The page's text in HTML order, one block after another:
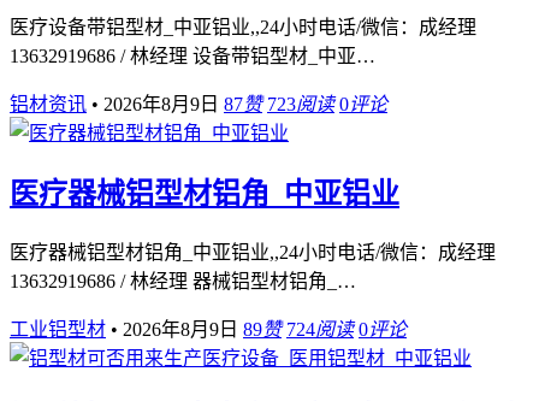
医疗设备带铝型材_中亚铝业,,24小时电话/微信：成经理
13632919686 / 林经理 设备带铝型材_中亚…
铝材资讯 • 2026年8月9日 87赞 723阅读 0评论
医疗器械铝型材铝角_中亚铝业
医疗器械铝型材铝角_中亚铝业,,24小时电话/微信：成经理
13632919686 / 林经理 器械铝型材铝角_…
工业铝型材 • 2026年8月9日 89赞 724阅读 0评论